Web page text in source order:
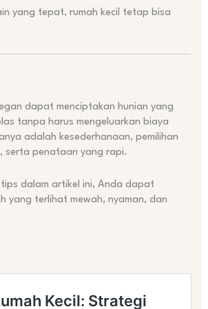
yang tepat, rumah kecil tetap bisa
dapat menciptakan hunian yang
tanpa harus mengeluarkan biaya
adalah kesederhanaan, pemilihan
serta penataan yang rapi.
dalam artikel ini, Anda dapat
yang terlihat mewah, nyaman, dan